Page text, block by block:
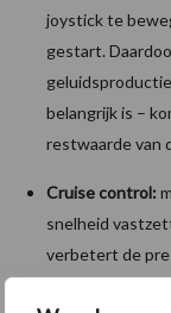
joystick te
gestart.
belangrijk is –
restwaarde van
Cruise control:
snelheid
verbetert de